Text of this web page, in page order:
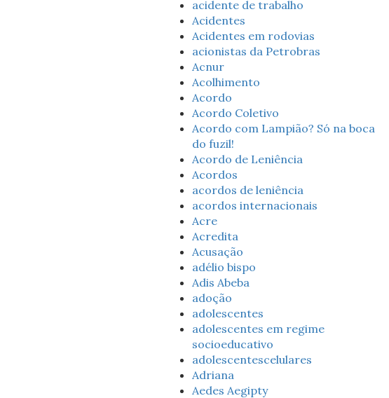
acidente de trabalho
Acidentes
Acidentes em rodovias
acionistas da Petrobras
Acnur
Acolhimento
Acordo
Acordo Coletivo
Acordo com Lampião? Só na boca
do fuzil!
Acordo de Leniência
Acordos
acordos de leniência
acordos internacionais
Acre
Acredita
Acusação
adélio bispo
Adis Abeba
adoção
adolescentes
adolescentes em regime
socioeducativo
adolescentescelulares
Adriana
Aedes Aegipty